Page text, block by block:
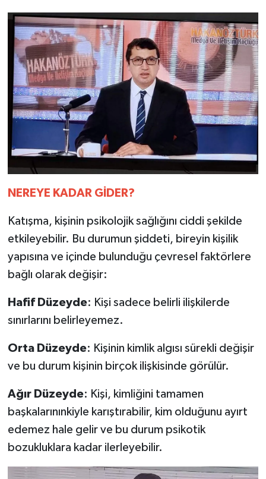
NEREYE KADAR GİDER?
Katışma, kişinin psikolojik sağlığını ciddi şekilde
etkileyebilir. Bu durumun şiddeti, bireyin kişilik
yapısına ve içinde bulunduğu çevresel faktörlere
bağlı olarak değişir:
Hafif Düzeyde: Kişi sadece belirli ilişkilerde
sınırlarını belirleyemez.
Orta Düzeyde: Kişinin kimlik algısı sürekli değişir
ve bu durum kişinin birçok ilişkisinde görülür.
Ağır Düzeyde: Kişi, kimliğini tamamen
başkalarınınkiyle karıştırabilir, kim olduğunu ayırt
edemez hale gelir ve bu durum psikotik
bozukluklara kadar ilerleyebilir.